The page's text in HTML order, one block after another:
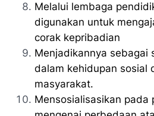
Melalui lembaga
digunakan untuk
corak kepribadian
Menjadikannya sebagai
dalam kehidupan sosial
masyarakat.
Mensosialisasikan pada